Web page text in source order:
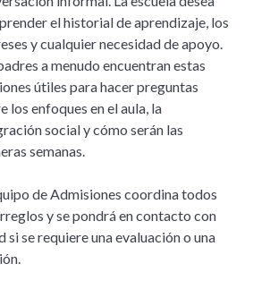
el historial de aprendizaje, los
y cualquier necesidad de apoyo.
a menudo encuentran estas
útiles para hacer preguntas
los enfoques en el aula, la
social y cómo serán las
semanas.
de Admisiones coordina todos
y se pondrá en contacto con
si se requiere una evaluación o una